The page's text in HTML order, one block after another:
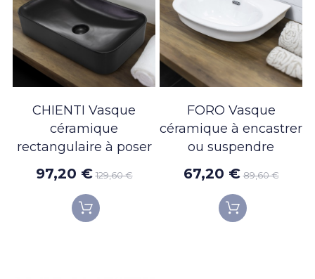
CHIENTI Vasque
céramique
rectangulaire à poser
97,20 € 129,60 €
FORO Vasque
céramique à encastrer
ou suspendre
67,20 € 89,60 €